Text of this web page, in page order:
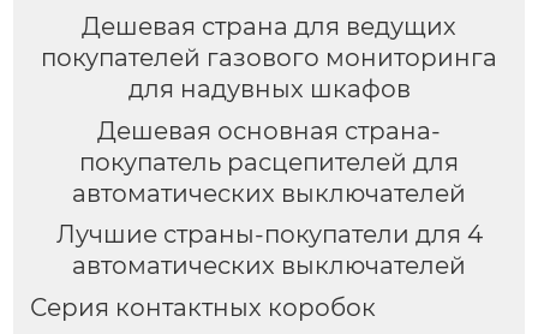
Дешевая страна для ведущих
покупателей газового мониторинга
для надувных шкафов
Дешевая основная страна-
покупатель расцепителей для
автоматических выключателей
Лучшие страны-покупатели для 4
автоматических выключателей
Серия контактных коробок